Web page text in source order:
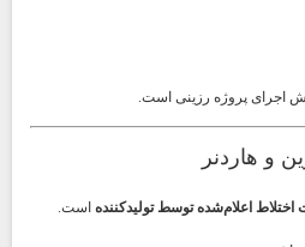
اجرای پروژه رزینی است.
و هاردنر
اعلام‌شده توسط تولیدکننده است.